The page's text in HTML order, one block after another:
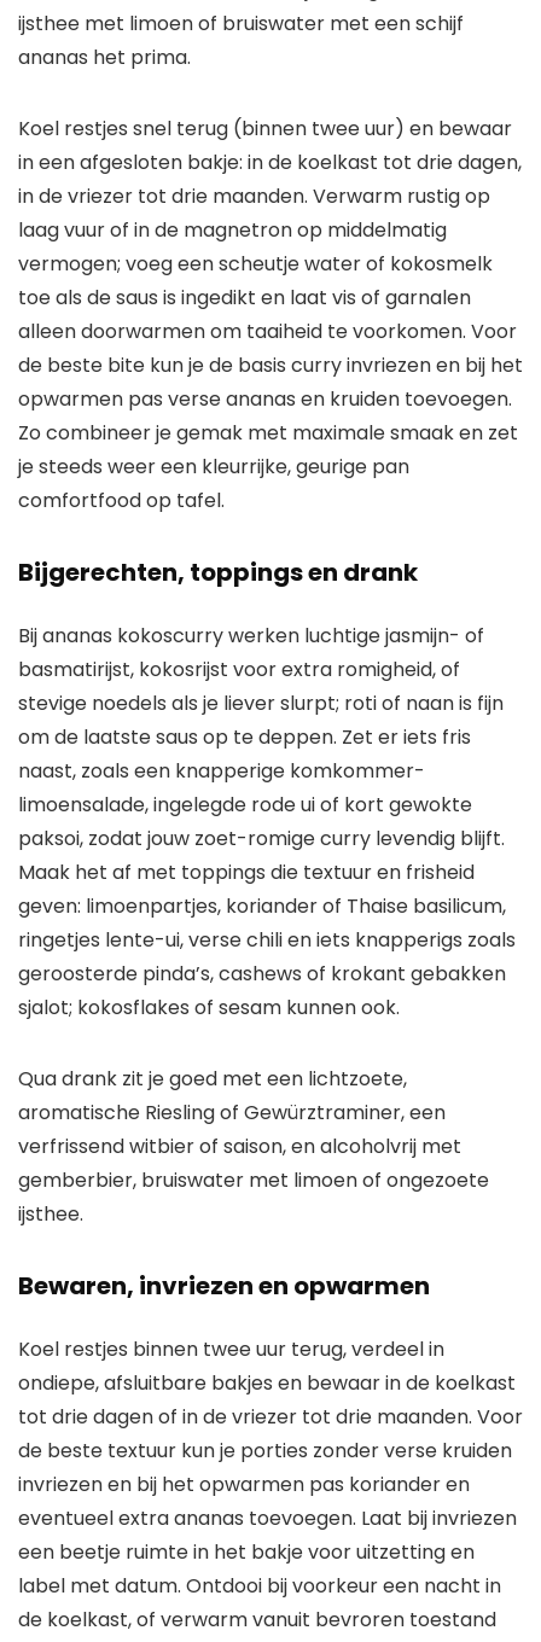
ijsthee met limoen of bruiswater met een schijf
ananas het prima.
Koel restjes snel terug (binnen twee uur) en bewaar
in een afgesloten bakje: in de koelkast tot drie dagen,
in de vriezer tot drie maanden. Verwarm rustig op
laag vuur of in de magnetron op middelmatig
vermogen; voeg een scheutje water of kokosmelk
toe als de saus is ingedikt en laat vis of garnalen
alleen doorwarmen om taaiheid te voorkomen. Voor
de beste bite kun je de basis curry invriezen en bij het
opwarmen pas verse ananas en kruiden toevoegen.
Zo combineer je gemak met maximale smaak en zet
je steeds weer een kleurrijke, geurige pan
comfortfood op tafel.
Bijgerechten, toppings en drank
Bij ananas kokoscurry werken luchtige jasmijn- of
basmatirijst, kokosrijst voor extra romigheid, of
stevige noedels als je liever slurpt; roti of naan is fijn
om de laatste saus op te deppen. Zet er iets fris
naast, zoals een knapperige komkommer-
limoensalade, ingelegde rode ui of kort gewokte
paksoi, zodat jouw zoet-romige curry levendig blijft.
Maak het af met toppings die textuur en frisheid
geven: limoenpartjes, koriander of Thaise basilicum,
ringetjes lente-ui, verse chili en iets knapperigs zoals
geroosterde pinda’s, cashews of krokant gebakken
sjalot; kokosflakes of sesam kunnen ook.
Qua drank zit je goed met een lichtzoete,
aromatische Riesling of Gewürztraminer, een
verfrissend witbier of saison, en alcoholvrij met
gemberbier, bruiswater met limoen of ongezoete
ijsthee.
Bewaren, invriezen en opwarmen
Koel restjes binnen twee uur terug, verdeel in
ondiepe, afsluitbare bakjes en bewaar in de koelkast
tot drie dagen of in de vriezer tot drie maanden. Voor
de beste textuur kun je porties zonder verse kruiden
invriezen en bij het opwarmen pas koriander en
eventueel extra ananas toevoegen. Laat bij invriezen
een beetje ruimte in het bakje voor uitzetting en
label met datum. Ontdooi bij voorkeur een nacht in
de koelkast, of verwarm vanuit bevroren toestand